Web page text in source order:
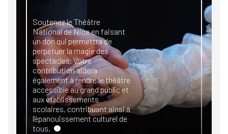
Soutenez le Théâtre
National de Nice en faisant
un don qui permettra de
perpétuer la magie des
spectacles. Votre
contribution aidera
également à rendre le théâtre
accessible au grand public et
aux établissements
scolaires, contribuant ainsi à
l'épanouissement culturel de
tous.